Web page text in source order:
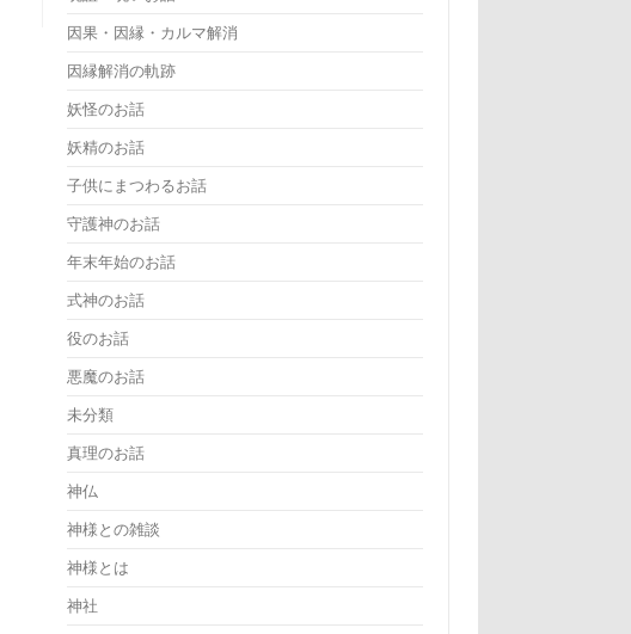
因果・因縁・カルマ解消
因縁解消の軌跡
妖怪のお話
妖精のお話
子供にまつわるお話
守護神のお話
年末年始のお話
式神のお話
役のお話
悪魔のお話
未分類
真理のお話
神仏
神様との雑談
神様とは
神社